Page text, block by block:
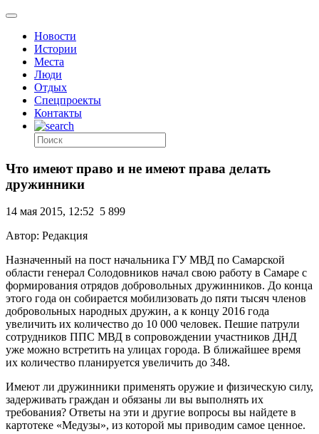
Новости
Истории
Места
Люди
Отдых
Спецпроекты
Контакты
Что имеют право и не имеют права делать
дружинники
14 мая 2015, 12:52 5 899
Автор: Редакция
Назначенный на пост начальника ГУ МВД по Самарской
области генерал Солодовников начал свою работу в Самаре с
формирования отрядов добровольных дружинников. До конца
этого года он собирается мобилизовать до пяти тысяч членов
добровольных народных дружин, а к концу 2016 года
увеличить их количество до 10 000 человек. Пешие патрули
сотрудников ППС МВД в сопровождении участников ДНД
уже можно встретить на улицах города. В ближайшее время
их количество планируется увеличить до 348.
Имеют ли дружинники применять оружие и физическую силу,
задерживать граждан и обязаны ли вы выполнять их
требования? Ответы на эти и другие вопросы вы найдете в
картотеке «Медузы», из которой мы приводим самое ценное.